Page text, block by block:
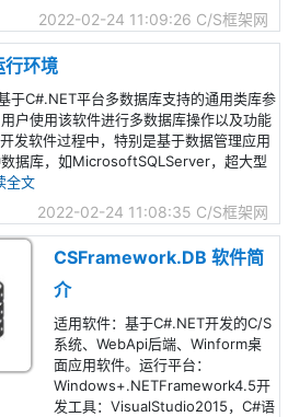
2022-02-24 11:09:26 C/S框架网
环境
于C#.NET平台多数据库支持的通用类库参
户使用该软件进行多数据库操作以及功能
发软件过程中，特别是基于数据管理应用
据库，如MicrosoftSQLServer，超大型
全文
2022-02-24 11:08:35 C/S框架网
CSFramework.DB 软件简
介
适用软件：基于C#.NET开发的C/S
系统、WebApi后端、Winform桌
面应用软件。运行平台：
Windows+.NETFramework4.5开
发工具：VisualStudio2015，C#语